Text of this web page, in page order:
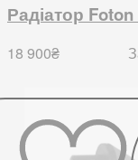
Радіатор Foton
18 900₴